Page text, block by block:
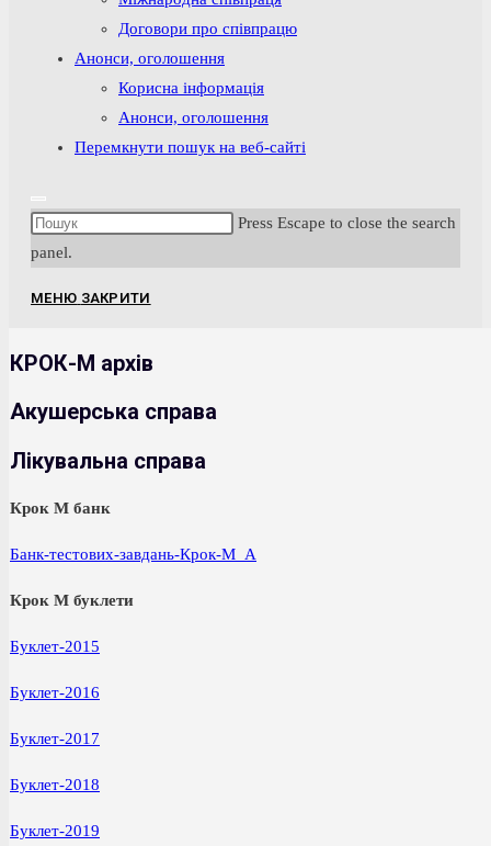
Договори про співпрацю
Анонси, оголошення
Корисна інформація
Анонси, оголошення
Перемкнути пошук на веб-сайті
Press Escape to close the search
panel.
МЕНЮ ЗАКРИТИ
КРОК-М архів
Акушерська справа
Лікувальна справа
Крок М банк
Банк-тестових-завдань-Крок-М_A
Крок М буклети
Буклет-2015
Буклет-2016
Буклет-2017
Буклет-2018
Буклет-2019